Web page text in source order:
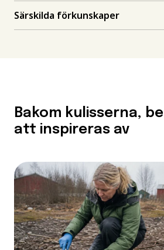
Särskilda förkunskaper
Bakom kulisserna,
att inspireras av